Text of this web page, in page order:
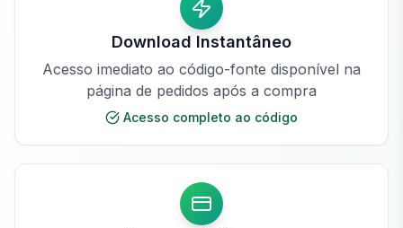
Download Instantâneo
Acesso imediato ao código-fonte disponível na
página de pedidos após a compra
Acesso completo ao código